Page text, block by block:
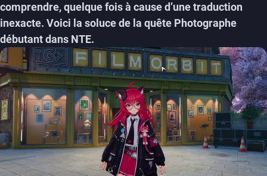
comprendre, quelque fois à cause d’une traduction
inexacte. Voici la soluce de la quête Photographe
débutant dans NTE.